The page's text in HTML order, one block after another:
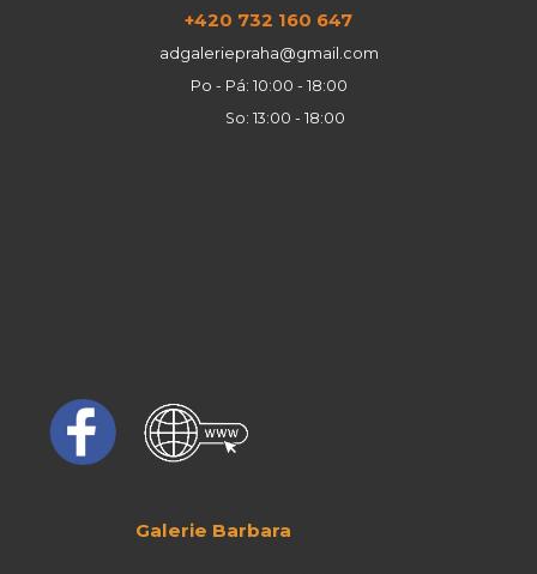
+420 732 160 647
adgaleriepraha@gmail.com
Po - Pá: 10:00 - 18:00
So: 13:00 - 18:00
Galerie Barbara